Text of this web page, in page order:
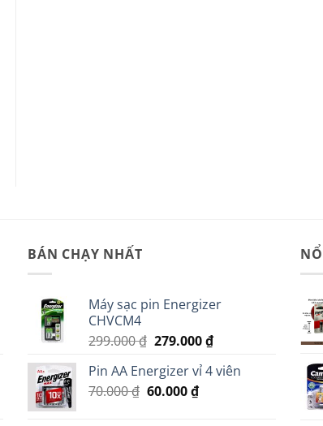
BÁN CHẠY NHẤT
Máy sạc pin Energizer
CHVCM4
299.000₫ Giá
là:
299.000 ₫.
279.000₫Giá
tại
Pin AA Energizer vỉ 4 viên
70.000₫ Giá
60.000₫Giá